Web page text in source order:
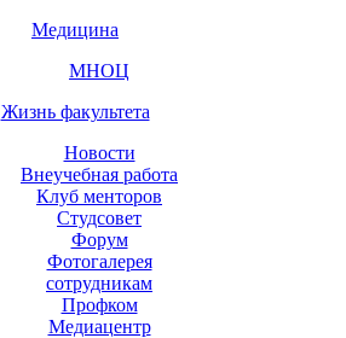
Медицина
МНОЦ
Жизнь факультета
Новости
Внеучебная работа
Клуб менторов
Студсовет
Форум
Фотогалерея
сотрудникам
Профком
Медиацентр